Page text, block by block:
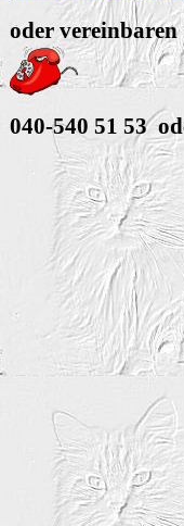
oder vereinbaren
040-540 51 53